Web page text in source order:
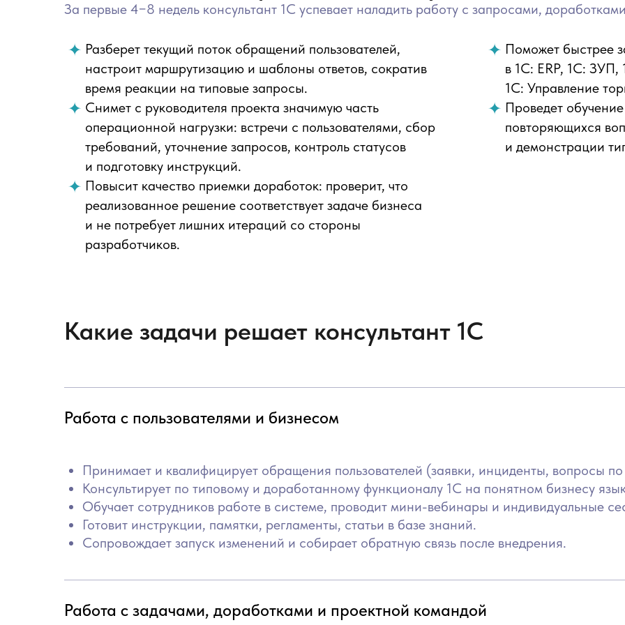
За первые 4−8 недель консультант 1С успевает наладить работу с запросами,
Разберет текущий поток обращений пользователей,
настроит маршрутизацию и шаблоны ответов, сократив
время реакции на типовые запросы.
Поможет быстрее
в 1С: ERP, 1С: ЗУП,
1С: Управление
Снимет с руководителя проекта значимую часть
операционной нагрузки: встречи с пользователями, сбор
требований, уточнение запросов, контроль статусов
и подготовку инструкций.
Проведет
повторяющихся
и демонстрации
Повысит качество приемки доработок: проверит, что
реализованное решение соответствует задаче бизнеса
и не потребует лишних итераций со стороны
разработчиков.
Какие задачи решает консультант 1С
Работа с пользователями и бизнесом
Принимает и квалифицирует обращения пользователей (заявки, инциденты, вопросы
Консультирует по типовому и доработанному функционалу 1С на понятном бизнесу
Обучает сотрудников работе в системе, проводит мини-вебинары и индивидуальные
Готовит инструкции, памятки, регламенты, статьи в базе знаний.
Сопровождает запуск изменений и собирает обратную связь после внедрения.
Работа с задачами, доработками и проектной командой